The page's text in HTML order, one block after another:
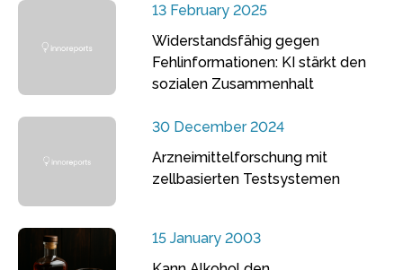
13 February 2025
Widerstandsfähig gegen
Fehlinformationen: KI stärkt den
sozialen Zusammenhalt
30 December 2024
Arzneimittelforschung mit
zellbasierten Testsystemen
15 January 2003